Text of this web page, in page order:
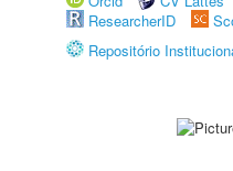
ResearcherID
Repositório